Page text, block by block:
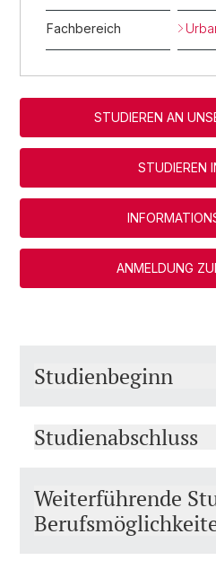
Fachbereich
STUDIEREN AN
STUDIEREN
ANMELDUNG
Studienbeginn
Studienabschluss
Weiterführende